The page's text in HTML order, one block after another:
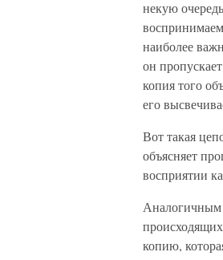
некую
наиболее
он
копия того
его
Вот такая
объясняет
восприятии
Аналогичным
копию,